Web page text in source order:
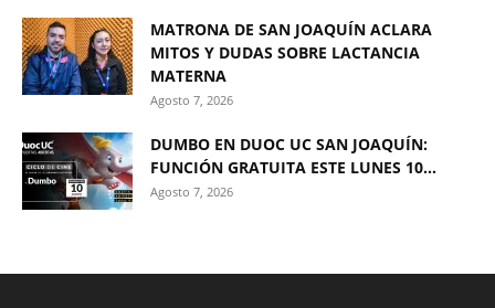
MATRONA DE SAN JOAQUÍN ACLARA
MITOS Y DUDAS SOBRE LACTANCIA
MATERNA
Agosto 7, 2026
DUMBO EN DUOC UC SAN JOAQUÍN:
FUNCIÓN GRATUITA ESTE LUNES 10...
Agosto 7, 2026